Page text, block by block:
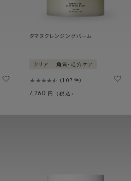
タマヌクレンジングバーム
クリア 角質・毛穴ケア
107件
7,260 円（税込）